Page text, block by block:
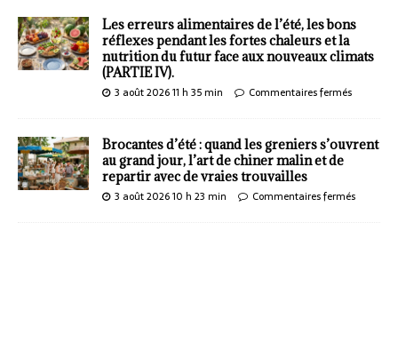
Les erreurs alimentaires de l’été, les bons
réflexes pendant les fortes chaleurs et la
nutrition du futur face aux nouveaux climats
(PARTIE IV).
3 août 2026 11 h 35 min Commentaires fermés
Brocantes d’été : quand les greniers s’ouvrent
au grand jour, l’art de chiner malin et de
repartir avec de vraies trouvailles
3 août 2026 10 h 23 min Commentaires fermés